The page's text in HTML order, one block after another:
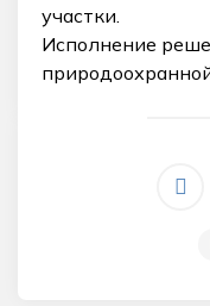
участки.
Исполнение